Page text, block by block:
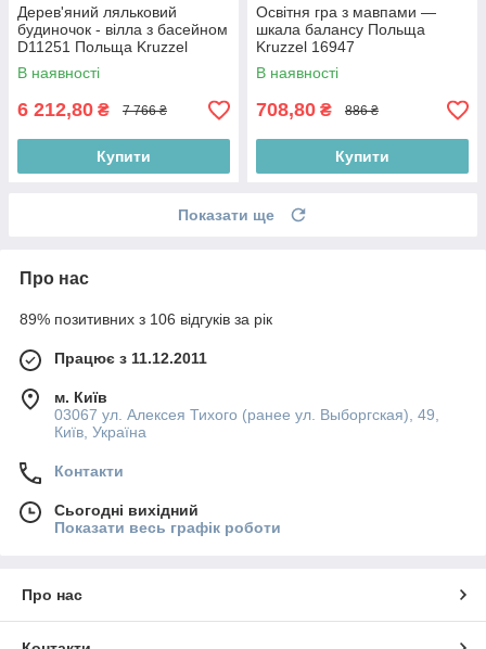
Дерев'яний ляльковий
будиночок - вілла з басейном
D11251 Польща Kruzzel
11251
В наявності
6 212,80 ₴ 7 766 ₴
Купити
Освітня гра з мавпами —
шкала балансу Польща
Kruzzel 16947
В наявності
708,80 ₴ 886 ₴
Купити
Показати ще
Про нас
89% позитивних з 106 відгуків за рік
Працює з 11.12.2011
м. Київ
03067 ул. Алексея Тихого (ранее ул. Выборгская), 49,
Київ, Україна
Контакти
Сьогодні вихідний
Показати весь графік роботи
Про нас